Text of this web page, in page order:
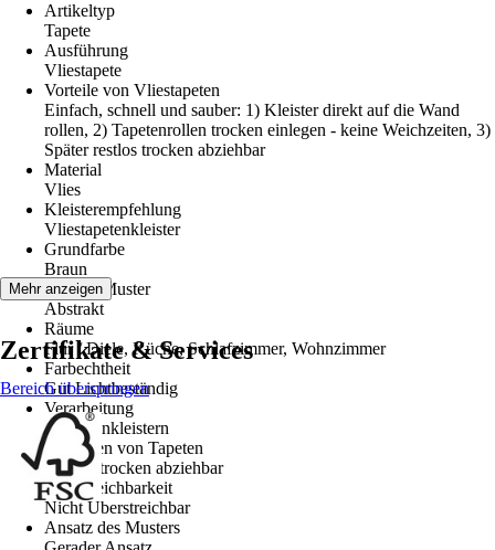
Artikeltyp
Tapete
Ausführung
Vliestapete
Vorteile von Vliestapeten
Einfach, schnell und sauber: 1) Kleister direkt auf die Wand
rollen, 2) Tapetenrollen trocken einlegen - keine Weichzeiten, 3)
Später restlos trocken abziehbar
Material
Vlies
Kleisterempfehlung
Vliestapetenkleister
Grundfarbe
Braun
Dekor / Muster
Abstrakt
Räume
Flur / Diele, Küche, Schlafzimmer, Wohnzimmer
Farbechtheit
Gut Lichtbeständig
Verarbeitung
Wand einkleistern
Entfernen von Tapeten
Restlos trocken abziehbar
Überstreichbarkeit
Nicht Überstreichbar
Ansatz des Musters
Mehr anzeigen
Zertifikate & Services
Bereich überspringen